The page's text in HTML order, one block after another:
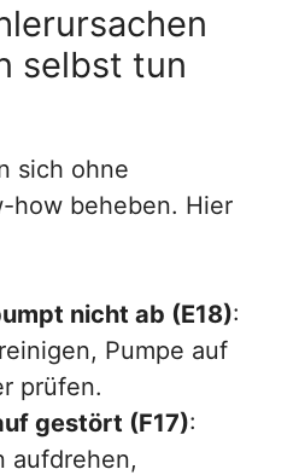
selbst tun
sich ohne
how beheben. Hier
nicht ab (E18):
Pumpe auf
prüfen.
gestört (F17):
aufdrehen,